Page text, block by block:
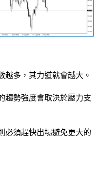
越多，其力道就會越大。
趨勢強度會取決於壓力支
必須趕快出場避免更大的